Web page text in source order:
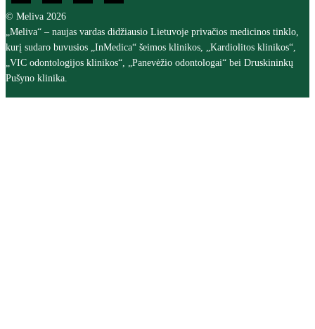
© Meliva 2026
„Meliva“ – naujas vardas didžiausio Lietuvoje privačios medicinos tinklo,
kurį sudaro buvusios „InMedica“ šeimos klinikos, „Kardiolitos klinikos“,
„VIC odontologijos klinikos“, „Panevėžio odontologai“ bei Druskininkų
Pušyno klinika.